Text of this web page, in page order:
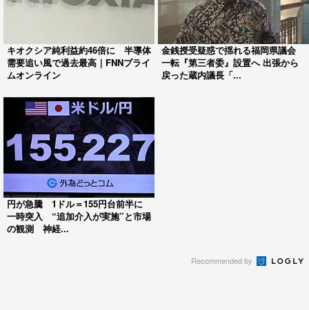
キオクシア純利益約46倍に 半導体
需要追い風で過去最高｜FNNプライ
ムオンライン
金銭授受疑惑で揺れる福岡県議会
一転『第三者委』設置へ 出張から
戻った蔵内議長「...
円が急騰 1ドル＝155円台前半に
一時突入 “追加介入が実施”と市場
の観測 神経...
Recommended by